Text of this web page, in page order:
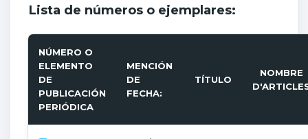
Lista de números o ejemplares:
NÚMERO O
ELEMENTO
DE
PUBLICACIÓN
PERIÓDICA
MENCIÓN
DE
FECHA:
TÍTULO
NOMBRE